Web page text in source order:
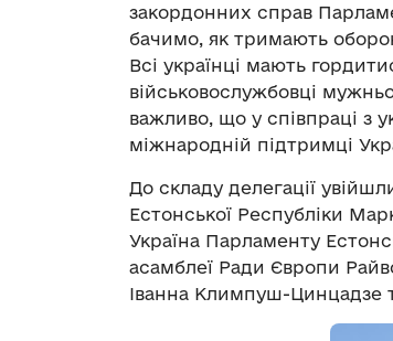
закордонних справ
бачимо, як тримають
Всі українці мають
військовослужбовці
важливо, що у співпраці з
міжнародній підтримці
До складу делегації
Естонської Республіки
Україна Парламенту
асамблеї Ради Європи
Іванна Климпуш-Цинцадзе